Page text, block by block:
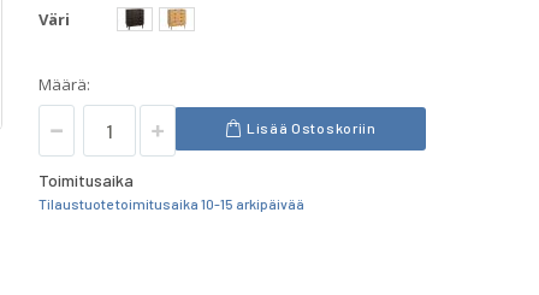
Väri
Määrä:
Lisää Ostoskoriin
Toimitusaika
Tilaustuote toimitusaika 10-15 arkipäivää